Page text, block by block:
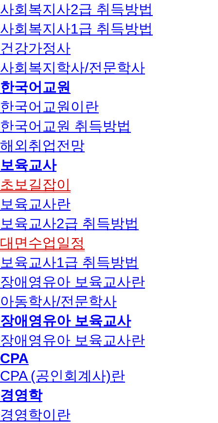
사회복지사2급 취득방법
사회복지사1급 취득방법
건강가정사
사회복지학사/전문학사
한국어교원
한국어교원이란
한국어교원 취득방법
해외취업전망
보육교사
초보길잡이
보육교사란
보육교사2급 취득방법
대면수업일정
보육교사1급 취득방법
장애영유아 보육교사란
아동학사/전문학사
장애영유아 보육교사
장애영유아 보육교사란
CPA
CPA (공인회계사)란
경영학
경영학이란